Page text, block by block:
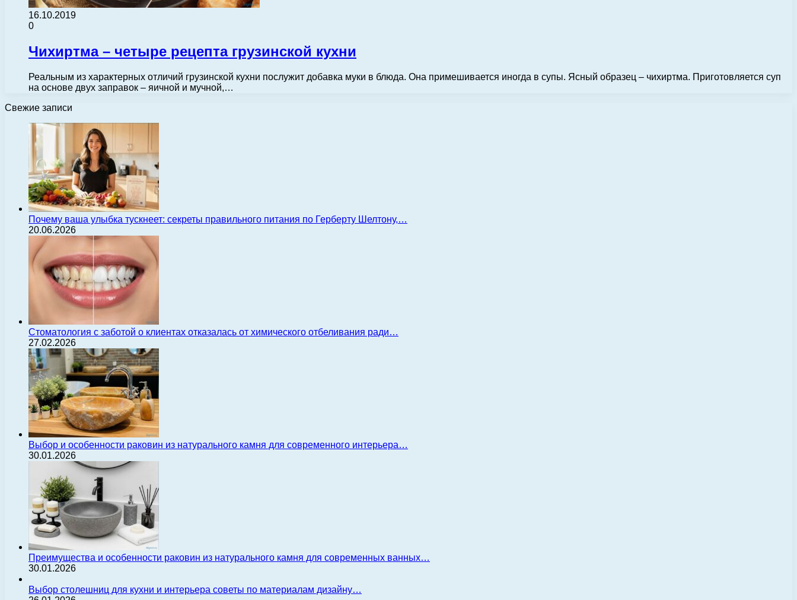
16.10.2019
0
Чихиртма – четыре рецепта грузинской кухни
Реальным из характерных отличий грузинской кухни послужит добавка муки в блюда. Она примешивается иногда в супы. Ясный образец – чихиртма. Приготовляется суп
на основе двух заправок – яичной и мучной,…
Свежие записи
Почему ваша улыбка тускнеет: секреты правильного питания по Герберту Шелтону,…
20.06.2026
Стоматология с заботой о клиентах отказалась от химического отбеливания ради…
27.02.2026
Выбор и особенности раковин из натурального камня для современного интерьера…
30.01.2026
Преимущества и особенности раковин из натурального камня для современных ванных…
30.01.2026
Выбор столешниц для кухни и интерьера советы по материалам дизайну…